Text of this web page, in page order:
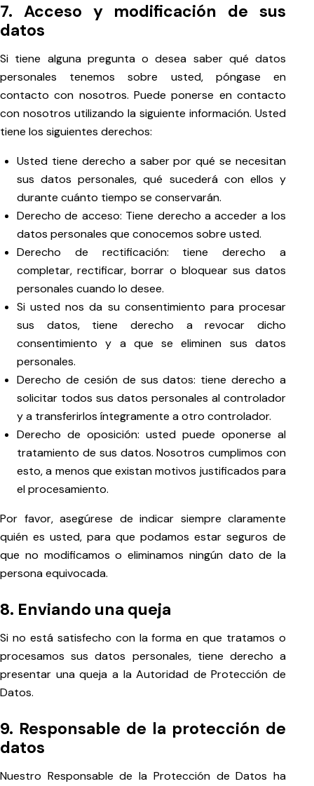
7. Acceso y modificación de sus
datos
Si tiene alguna pregunta o desea saber qué datos
personales tenemos sobre usted, póngase en
contacto con nosotros. Puede ponerse en contacto
con nosotros utilizando la siguiente información. Usted
tiene los siguientes derechos:
Usted tiene derecho a saber por qué se necesitan
sus datos personales, qué sucederá con ellos y
durante cuánto tiempo se conservarán.
Derecho de acceso: Tiene derecho a acceder a los
datos personales que conocemos sobre usted.
Derecho de rectificación: tiene derecho a
completar, rectificar, borrar o bloquear sus datos
personales cuando lo desee.
Si usted nos da su consentimiento para procesar
sus datos, tiene derecho a revocar dicho
consentimiento y a que se eliminen sus datos
personales.
Derecho de cesión de sus datos: tiene derecho a
solicitar todos sus datos personales al controlador
y a transferirlos íntegramente a otro controlador.
Derecho de oposición: usted puede oponerse al
tratamiento de sus datos. Nosotros cumplimos con
esto, a menos que existan motivos justificados para
el procesamiento.
Por favor, asegúrese de indicar siempre claramente
quién es usted, para que podamos estar seguros de
que no modificamos o eliminamos ningún dato de la
persona equivocada.
8. Enviando una queja
Si no está satisfecho con la forma en que tratamos o
procesamos sus datos personales, tiene derecho a
presentar una queja a la Autoridad de Protección de
Datos.
9. Responsable de la protección de
datos
Nuestro Responsable de la Protección de Datos ha